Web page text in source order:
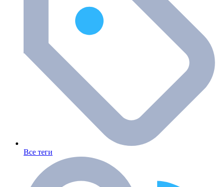
Все теги